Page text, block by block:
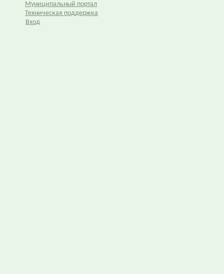
Муниципальный портал
Техническая поддержка
Вход